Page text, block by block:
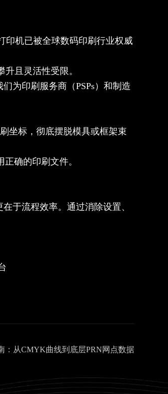
印机已被全球数码印刷行业权威
且灵活性受限。
为印刷服务商（PSPs）和制造
坐标，彻底摆脱模具或框架束
确的印刷文件。
于流程效率。通过消除设置、
：从CMYK曲线到底层PRN网点数据